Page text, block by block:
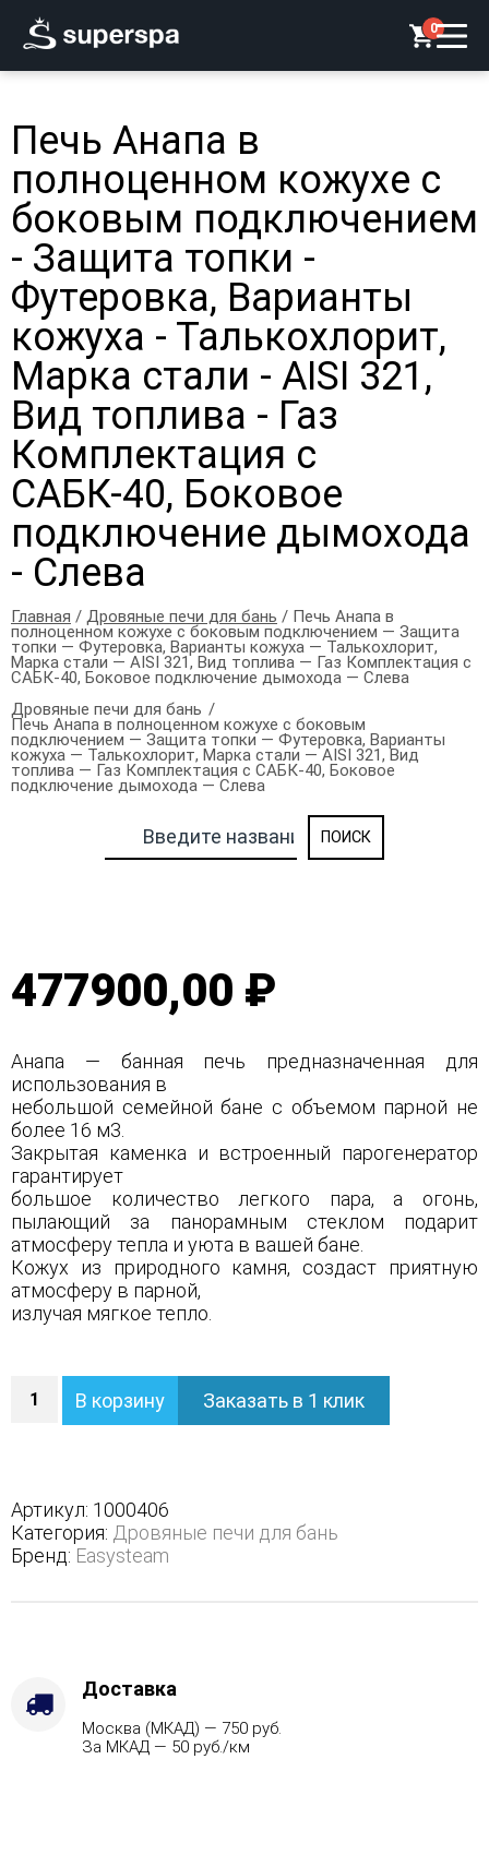
0
Печь Анапа в
полноценном кожухе с
боковым подключением
- Защита топки -
Футеровка, Варианты
кожуха - Талькохлорит,
Марка стали - AISI 321,
Вид топлива - Газ
Комплектация с
САБК-40, Боковое
подключение дымохода
- Слева
Главная / Дровяные печи для бань / Печь Анапа в
полноценном кожухе с боковым подключением — Защита
топки — Футеровка, Варианты кожуха — Талькохлорит,
Марка стали — AISI 321, Вид топлива — Газ Комплектация с
САБК-40, Боковое подключение дымохода — Слева
Дровяные печи для бань
Печь Анапа в полноценном кожухе с боковым
подключением — Защита топки — Футеровка, Варианты
кожуха — Талькохлорит, Марка стали — AISI 321, Вид
топлива — Газ Комплектация с САБК-40, Боковое
подключение дымохода — Слева
477900,00 ₽
Анапа — банная печь предназначенная для
использования в
небольшой семейной бане с объемом парной не
более 16 м3.
Закрытая каменка и встроенный парогенератор
гарантирует
большое количество легкого пара, а огонь,
пылающий за панорамным стеклом подарит
атмосферу тепла и уюта в вашей бане.
Кожух из природного камня, создаст приятную
атмосферу в парной,
излучая мягкое тепло.
Печь
Анапа
кожухе
с
боковым
подключением
Футеровка,
Варианты
В корзину Заказать в 1 клик
Артикул: 1000406
Категория: Дровяные печи для бань
Бренд: Easysteam
Доставка
Москва (МКАД) — 750 руб.
За МКАД — 50 руб./км